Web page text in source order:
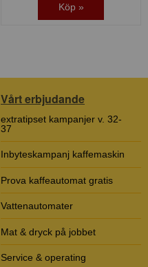
Köp »
Vårt erbjudande
extratipset kampanjer v. 32-
37
Inbyteskampanj kaffemaskin
Prova kaffeautomat gratis
Vattenautomater
Mat & dryck på jobbet
Service & operating